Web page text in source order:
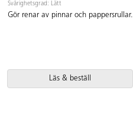
Svårighetsgrad: Lätt
Gör renar av pinnar och pappersrullar.
Läs & beställ